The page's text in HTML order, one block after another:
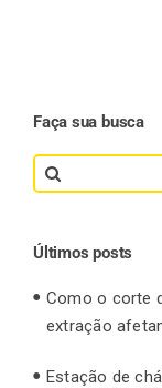
Faça sua busca
Search
for:
Últimos posts
Como o corte
extração
Estação de